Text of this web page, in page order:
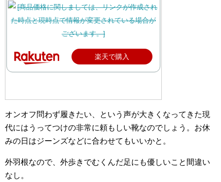
楽天で購入
オンオフ問わず履きたい、という声が大きくなってきた現
代にはうってつけの非常に頼もしい靴なのでしょう。お休
みの日はジーンズなどに合わせてもいいかと。
外羽根なので、外歩きでむくんだ足にも優しいこと間違い
なし。